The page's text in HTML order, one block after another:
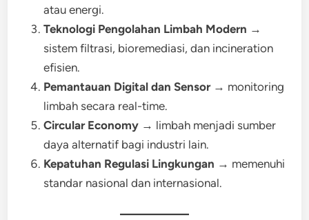
atau energi.
Teknologi Pengolahan Limbah Modern →
sistem filtrasi, bioremediasi, dan incineration
efisien.
Pemantauan Digital dan Sensor→ monitoring
limbah secara real-time.
Circular Economy → limbah menjadi sumber
daya alternatif bagi industri lain.
Kepatuhan Regulasi Lingkungan → memenuhi
standar nasional dan internasional.